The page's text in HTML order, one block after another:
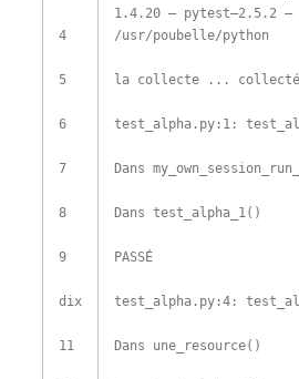
4
5
6
7
8
9
dix
11
1.4.20 – pytest–2.5.2 –
/usr/poubelle/python
la collecte . . . collecté
test_alpha . py : 1 :
Dans
Dans test_alpha_1( )
PASSÉ
test_alpha . py :4 :
Dans une_resource( )